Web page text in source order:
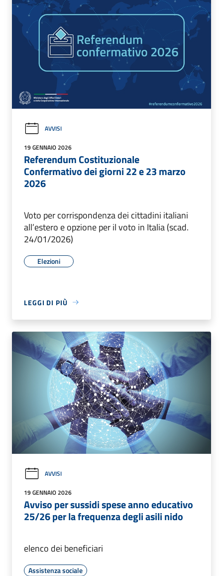
AVVISI
19 GENNAIO 2026
Referendum Costituzionale
Confermativo dei giorni 22 e 23 marzo
2026
Voto per corrispondenza dei cittadini italiani
all’estero e opzione per il voto in Italia (scad.
24/01/2026)
Elezioni
LEGGI DI PIÙ
AVVISI
19 GENNAIO 2026
Avviso per sussidi spese anno educativo
25/26 per la frequenza degli asili nido
elenco dei beneficiari
Assistenza sociale